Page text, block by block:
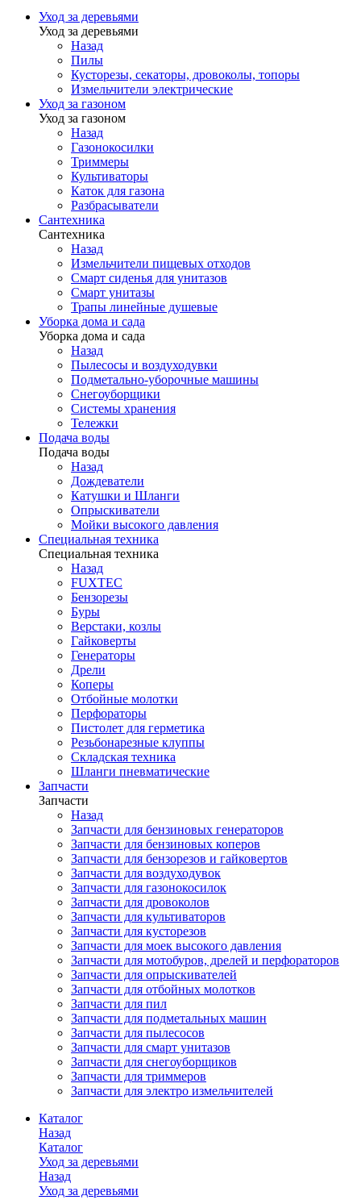
Уход за деревьями
Уход за деревьями
Назад
Пилы
Кусторезы, секаторы, дровоколы, топоры
Измельчители электрические
Уход за газоном
Уход за газоном
Назад
Газонокосилки
Триммеры
Культиваторы
Каток для газона
Разбрасыватели
Сантехника
Сантехника
Назад
Измельчители пищевых отходов
Смарт сиденья для унитазов
Смарт унитазы
Трапы линейные душевые
Уборка дома и сада
Уборка дома и сада
Назад
Пылесосы и воздуходувки
Подметально-уборочные машины
Снегоуборщики
Системы хранения
Тележки
Подача воды
Подача воды
Назад
Дождеватели
Катушки и Шланги
Опрыскиватели
Мойки высокого давления
Специальная техника
Специальная техника
Назад
FUXTEC
Бензорезы
Буры
Верстаки, козлы
Гайковерты
Генераторы
Дрели
Коперы
Отбойные молотки
Перфораторы
Пистолет для герметика
Резьбонарезные клуппы
Складская техника
Шланги пневматические
Запчасти
Запчасти
Назад
Запчасти для бензиновых генераторов
Запчасти для бензиновых коперов
Запчасти для бензорезов и гайковертов
Запчасти для воздуходувок
Запчасти для газонокосилок
Запчасти для дровоколов
Запчасти для культиваторов
Запчасти для кусторезов
Запчасти для моек высокого давления
Запчасти для мотобуров, дрелей и перфораторов
Запчасти для опрыскивателей
Запчасти для отбойных молотков
Запчасти для пил
Запчасти для подметальных машин
Запчасти для пылесосов
Запчасти для смарт унитазов
Запчасти для снегоуборщиков
Запчасти для триммеров
Запчасти для электро измельчителей
Каталог
Назад
Каталог
Уход за деревьями
Назад
Уход за деревьями